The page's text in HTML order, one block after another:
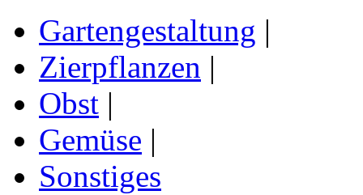
Gartengestaltung |
Zierpflanzen |
Obst |
Gemüse |
Sonstiges